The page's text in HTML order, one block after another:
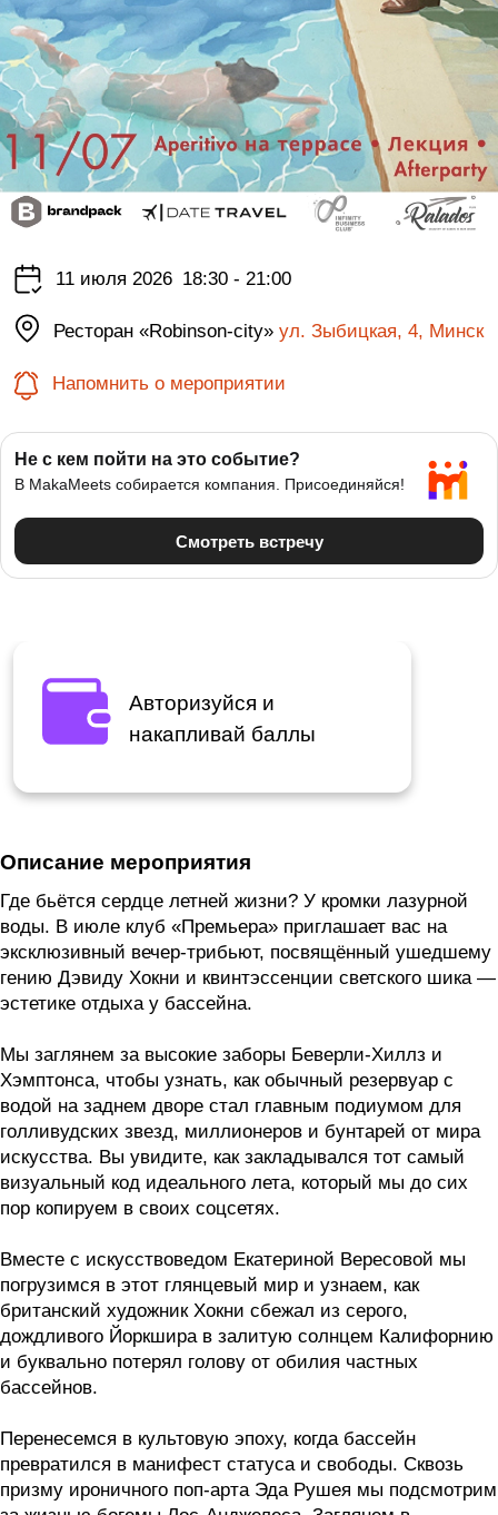
11 июля 2026 18:30 - 21:00
Ресторан «Robinson-city»ул. Зыбицкая, 4, Минск
Напомнить о мероприятии
Авторизуйся и
накапливай баллы
Описание мероприятия
Где бьётся сердце летней жизни? У кромки лазурной
воды. В июле клуб «Премьера» приглашает вас на
эксклюзивный вечер-трибьют, посвящённый ушедшему
гению Дэвиду Хокни и квинтэссенции светского шика —
эстетике отдыха у бассейна.
Мы заглянем за высокие заборы Беверли-Хиллз и
Хэмптонса, чтобы узнать, как обычный резервуар с
водой на заднем дворе стал главным подиумом для
голливудских звезд, миллионеров и бунтарей от мира
искусства. Вы увидите, как закладывался тот самый
визуальный код идеального лета, который мы до сих
пор копируем в своих соцсетях.
Вместе с искусствоведом Екатериной Вересовой мы
погрузимся в этот глянцевый мир и узнаем, как
британский художник Хокни сбежал из серого,
дождливого Йоркшира в залитую солнцем Калифорнию
и буквально потерял голову от обилия частных
бассейнов.
Перенесемся в культовую эпоху, когда бассейн
превратился в манифест статуса и свободы. Сквозь
призму ироничного поп-арта Эда Рушея мы подсмотрим